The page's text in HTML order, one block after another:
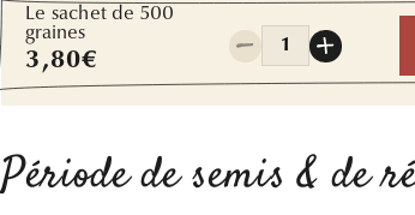
Le sachet de 500
graines
Prix
habituel
3,80€
Quantité
Réduire
la
quantité
LAITUE
POMMEE
la
quantité
LAITUE
Période de semis & de